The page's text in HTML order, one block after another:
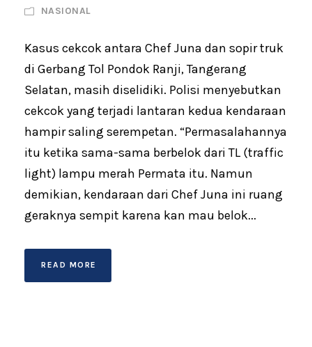
NASIONAL
Kasus cekcok antara Chef Juna dan sopir truk
di Gerbang Tol Pondok Ranji, Tangerang
Selatan, masih diselidiki. Polisi menyebutkan
cekcok yang terjadi lantaran kedua kendaraan
hampir saling serempetan. “Permasalahannya
itu ketika sama-sama berbelok dari TL (traffic
light) lampu merah Permata itu. Namun
demikian, kendaraan dari Chef Juna ini ruang
geraknya sempit karena kan mau belok...
READ MORE